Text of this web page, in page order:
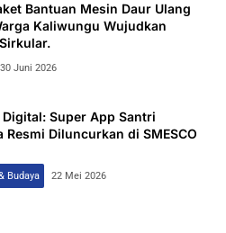
Bantuan Mesin Daur Ulang
Kaliwungu Wujudkan
30 Juni 2026
Super App Santri
Resmi Diluncurkan di SMESCO
Budaya 22 Mei 2026